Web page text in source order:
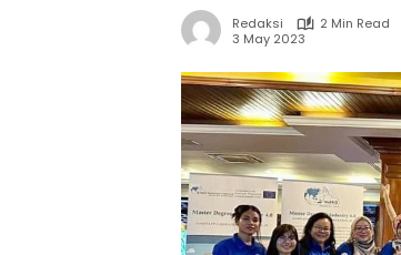
Redaksi
2 Min Read
3 May 2023